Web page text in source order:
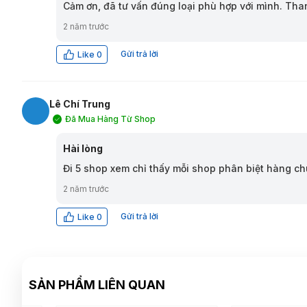
Cảm ơn, đã tư vấn đúng loại phù hợp với mình.
2 năm trước
Like 0 Gửi trả lời
Lê Chí Trung
Đã Mua Hàng Từ Shop
Hài lòng
Đi 5 shop xem chỉ thấy mỗi shop phân biệt hàng
2 năm trước
Like 0 Gửi trả lời
SẢN PHẨM LIÊN QUAN